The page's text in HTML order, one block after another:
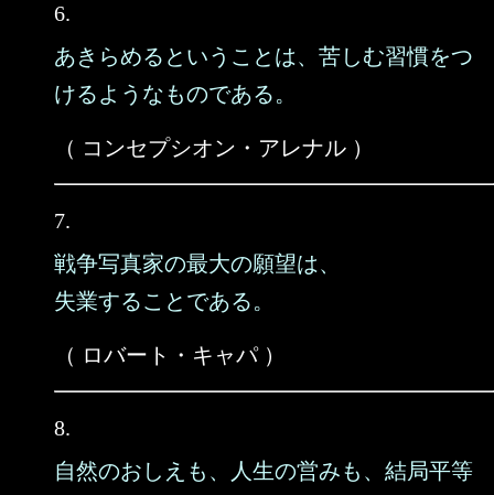
6.
あきらめるということは、苦しむ習慣をつ
けるようなものである。
（ コンセプシオン・アレナル ）
7.
戦争写真家の最大の願望は、
失業することである。
（ ロバート・キャパ ）
8.
自然のおしえも、人生の営みも、結局平等